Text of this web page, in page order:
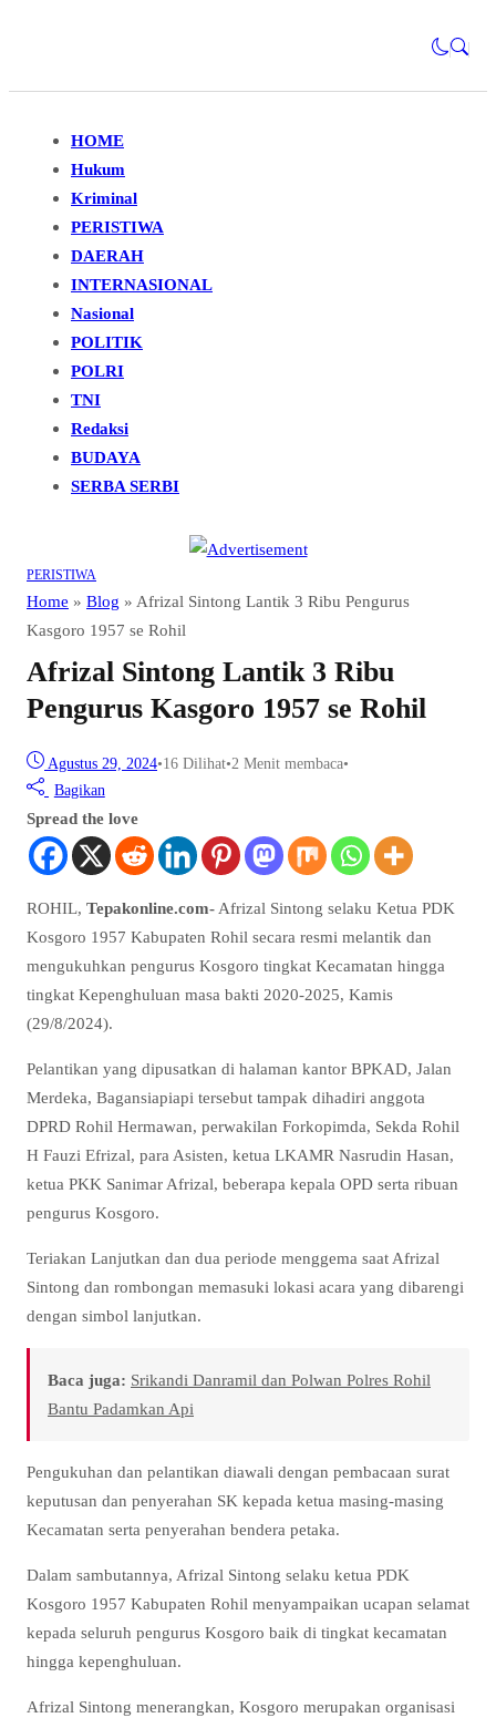
HOME
Hukum
Kriminal
PERISTIWA
DAERAH
INTERNASIONAL
Nasional
POLITIK
POLRI
TNI
Redaksi
BUDAYA
SERBA SERBI
PERISTIWA
Home » Blog » Afrizal Sintong Lantik 3 Ribu Pengurus
Kasgoro 1957 se Rohil
Afrizal Sintong Lantik 3 Ribu
Pengurus Kasgoro 1957 se Rohil
Agustus 29, 2024•16 Dilihat•2 Menit membaca•
Bagikan
Spread the love
ROHIL, Tepakonline.com- Afrizal Sintong selaku Ketua PDK
Kosgoro 1957 Kabupaten Rohil secara resmi melantik dan
mengukuhkan pengurus Kosgoro tingkat Kecamatan hingga
tingkat Kepenghuluan masa bakti 2020-2025, Kamis
(29/8/2024).
Pelantikan yang dipusatkan di halaman kantor BPKAD, Jalan
Merdeka, Bagansiapiapi tersebut tampak dihadiri anggota
DPRD Rohil Hermawan, perwakilan Forkopimda, Sekda Rohil
H Fauzi Efrizal, para Asisten, ketua LKAMR Nasrudin Hasan,
ketua PKK Sanimar Afrizal, beberapa kepala OPD serta ribuan
pengurus Kosgoro.
Teriakan Lanjutkan dan dua periode menggema saat Afrizal
Sintong dan rombongan memasuki lokasi acara yang dibarengi
dengan simbol lanjutkan.
Baca juga: Srikandi Danramil dan Polwan Polres Rohil
Bantu Padamkan Api
Pengukuhan dan pelantikan diawali dengan pembacaan surat
keputusan dan penyerahan SK kepada ketua masing-masing
Kecamatan serta penyerahan bendera petaka.
Dalam sambutannya, Afrizal Sintong selaku ketua PDK
Kosgoro 1957 Kabupaten Rohil menyampaikan ucapan selamat
kepada seluruh pengurus Kosgoro baik di tingkat kecamatan
hingga kepenghuluan.
Afrizal Sintong menerangkan, Kosgoro merupakan organisasi